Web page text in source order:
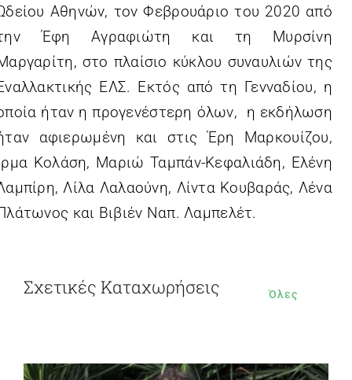
Αθηνών, τον Φεβρουάριο του 2020 από
Έφη Αγραφιώτη και τη Μυρσίνη
στο πλαίσιο κύκλου συναυλιών της
ΕΛΣ. Εκτός από τη Γενναδίου, η
ήταν η προγενέστερη όλων, η εκδήλωση
αφιερωμένη και στις Έρη Μαρκουίζου,
Κολάση, Μαριώ Ταμπάν-Κεφαλιάδη, Ελένη
Λίλα Λαλαούνη, Λίντα Κουβαράς, Λένα
και Βιβιέν Ναπ. Λαμπελέτ.
Σχετικές Καταχωρήσεις Όλες